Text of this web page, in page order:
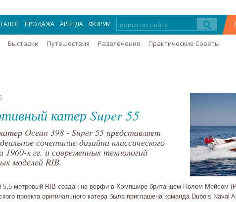
ПРОДАЖА АРЕНДА ФОРУМ
Выставки Путешествия Развлечения Практические Советы
катер Super 55
Ocean 398 - Super 55 представляет
сочетание дизайна классического
1960-х гг. и современных технологий
моделей RIB.
5,5-метровый RIB создан на верфи в Хэмпшире британцем Полом Мейсом
проекта оригинального катера была приглашена команда Dubois